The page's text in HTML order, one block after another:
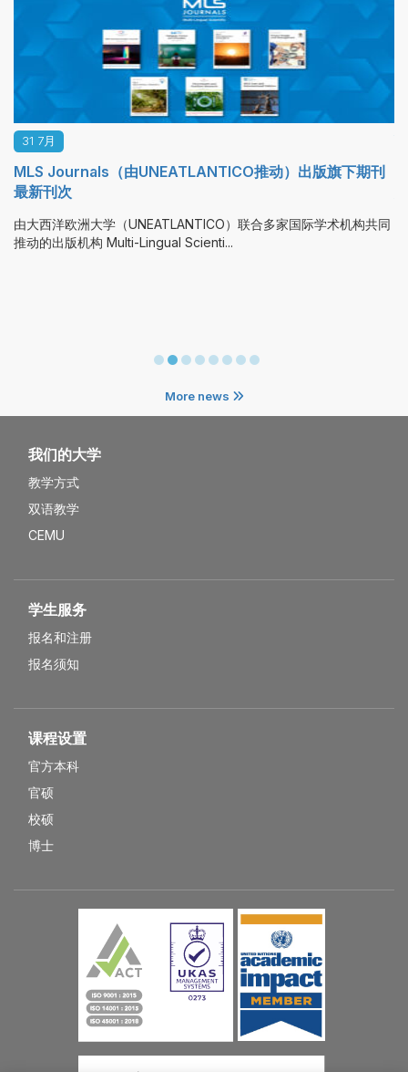
下期刊
机构共同
豪尔赫·克雷斯波博士参加与中华人民共和国驻西班
姚敬举行的企业早餐会
大西洋欧洲大学（UNEATLANTICO）工业组织工程（IOI）
豪尔赫·克雷斯波博士（Dr. Jorge Cre...
More news
我们的大学
教学方式
双语教学
CEMU
学生服务
报名和注册
报名须知
课程设置
官方本科
官硕
校硕
博士